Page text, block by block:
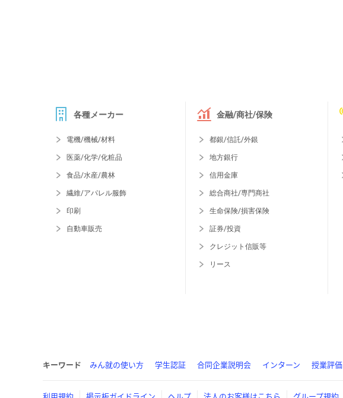
各種メーカー
電機/機械/材料
医薬/化学/化粧品
食品/水産/農林
繊維/アパレル服飾
印刷
自動車販売
金融/商社/保険
都銀/信託/外銀
地方銀行
信用金庫
総合商社/専門商社
生命保険/損害保険
証券/投資
クレジット信販等
リース
キーワード みん就の使い方 学生認証 合同企業説明会 インターン 授業評価